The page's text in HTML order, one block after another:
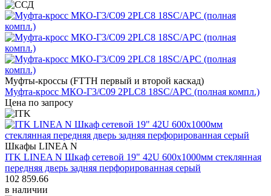
Муфты-кроссы (FTTH первый и второй каскад)
Муфта-кросс МКО-Г3/С09 2PLC8 18SC/APC (полная компл.)
Цена по запросу
Шкафы LINEA N
ITK LINEA N Шкаф сетевой 19" 42U 600х1000мм стеклянная
передняя дверь задняя перфорированная серый
102 859.66
в наличии